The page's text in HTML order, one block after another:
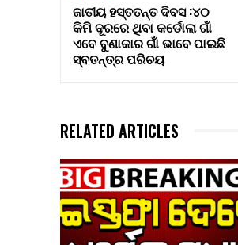
ଜାତୀୟ ହସ୍ତତନ୍ତ ଦିବସ :୪୦
କିମି ଦୂରରେ ଥିବା କର୍ଡୋଲା ଗାଁ
ଏବେ ବୁଣାକାର ଗାଁ ଭାବେ ପାଇଛି
ସ୍ବତନ୍ତ୍ର ପରିଚୟ
RELATED ARTICLES